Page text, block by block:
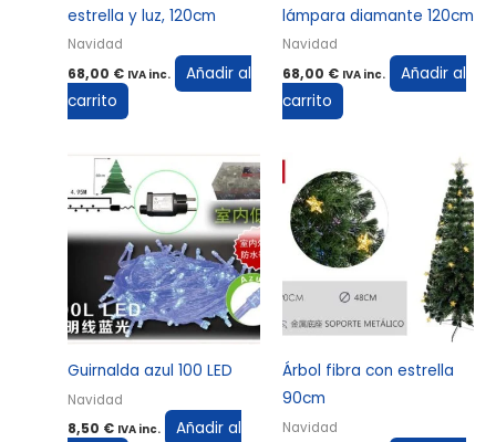
estrella y luz, 120cm
Navidad
68,00 € IVA inc.
Añadir al
carrito
lámpara diamante 120cm
Navidad
68,00 € IVA inc.
Añadir al
carrito
Guirnalda azul 100 LED
Navidad
8,50 € IVA inc.
Añadir al
Árbol fibra con estrella
90cm
Navidad